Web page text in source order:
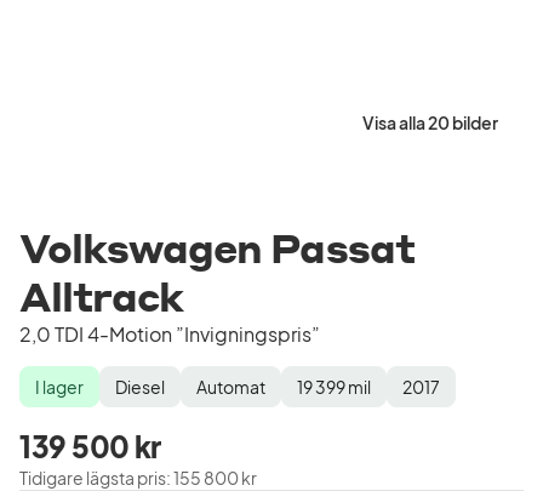
Visa alla 20 bilder
Volkswagen Passat
Alltrack
2,0 TDI 4-Motion ”Invigningspris”
Lagerstatus
I lager
Drivmedel Diesel
Växellåda Automat
Mätarställning 19 399mil
Modellår 2017
139 500 kr
Tidigare lägsta pris:155 800 kr